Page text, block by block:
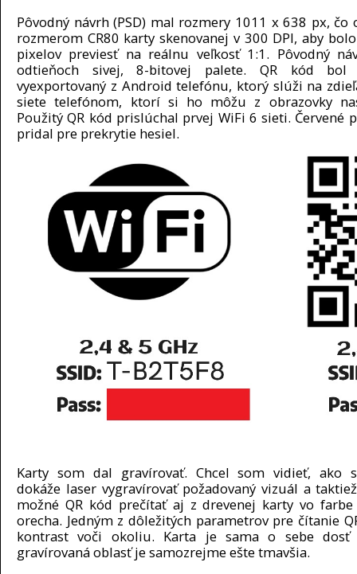
Pôvodný návrh (PSD) mal rozmery 1011 x 638 px, čo
rozmerom CR80 karty skenovanej v 300 DPI, aby
pixelov previesť na reálnu veľkosť 1:1. Pôvodný
odtieňoch sivej, 8-bitovej palete. QR kód bol
vyexportovaný z Android telefónu, ktorý slúži na
siete telefónom, ktorí si ho môžu z obrazovky
Použitý QR kód prislúchal prvej WiFi 6 sieti. Červené
pridal pre prekrytie hesiel.
Karty som dal gravírovať. Chcel som vidieť, ako
dokáže laser vygravírovať požadovaný vizuál a
možné QR kód prečítať aj z drevenej karty vo farbe
orecha. Jedným z dôležitých parametrov pre čítanie
kontrast voči okoliu. Karta je sama o sebe dosť
gravírovaná oblasť je samozrejme ešte tmavšia.